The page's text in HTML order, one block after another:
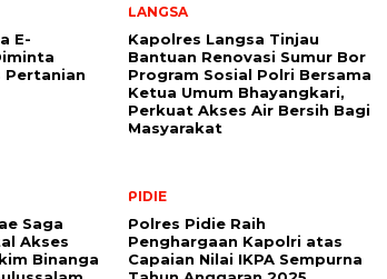
E-
Pertanian
LANGSA
Kapolres Langsa Tinjau
Bantuan Renovasi Sumur Bor
Program Sosial Polri Bersama
Ketua Umum Bhayangkari,
Perkuat Akses Air Bersih Bagi
Masyarakat
Saga
Akses
Binanga
PIDIE
Polres Pidie Raih
Penghargaan Kapolri atas
Capaian Nilai IKPA Sempurna